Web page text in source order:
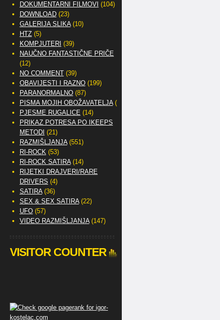
DOKUMENTARNI FILMOVI (104)
DOWNLOAD(23)
GALERIJA SLIKA(10)
HTZ(5)
KOMPJUTERI (39)
NAUČNO FANTASTIČNE PRIČE
(12)
NO COMMENT(39)
OBAVIJESTI I RAZNO(199)
PARANORMALNO(87)
PISMA MOJIH OBOŽAVATELJA(2)
PJESME RUGALICE (14)
PRIKAZ POTRESA PO IKEEPS
METODI (21)
RAZMIŠLJANJA(551)
RI-ROCK(53)
RI-ROCK SATIRA(14)
RIJETKI DRAJVERI/RARE
DRIVERS (4)
SATIRA(36)
SEX & SEX SATIRA(22)
UFO(57)
VIDEO RAZMIŠLJANJA(147)
VISITOR COUNTER